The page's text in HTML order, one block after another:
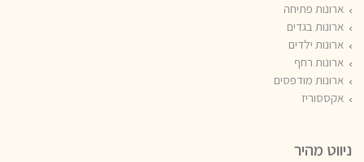
ארונות פתיחה
ארונות בגדים
ארונות ילדים
ארונות רחף
ארונות מודפסים
אקססוריז
ניווט מהיר